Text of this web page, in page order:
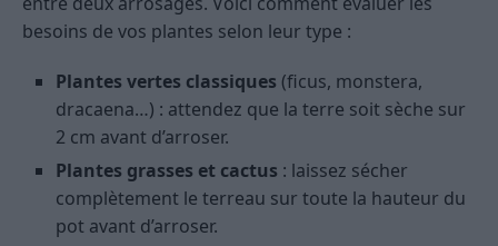
besoins de vos plantes selon leur type :
Plantes vertes classiques (ficus, monstera,
dracaena…) : attendez que la terre soit sèche sur
2 cm avant d’arroser.
Plantes grasses et cactus : laissez sécher
complètement le terreau sur toute la hauteur du
pot avant d’arroser.